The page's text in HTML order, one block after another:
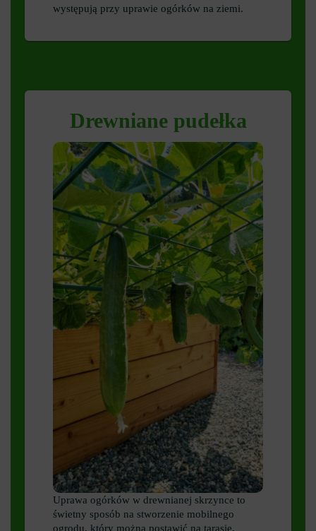
występują przy uprawie ogórków na ziemi.
Drewniane pudełka
Uprawa ogórków w drewnianej skrzynce to
świetny sposób na stworzenie mobilnego
ogrodu, który można postawić na tarasie,